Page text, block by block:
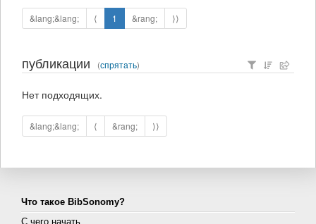
&lang;&lang; ⟨ 1 &rang; ⟩⟩
публикации (спрятать)
Нет подходящих.
&lang;&lang; ⟨ &rang; ⟩⟩
Что такое BibSonomy?
С чего начать